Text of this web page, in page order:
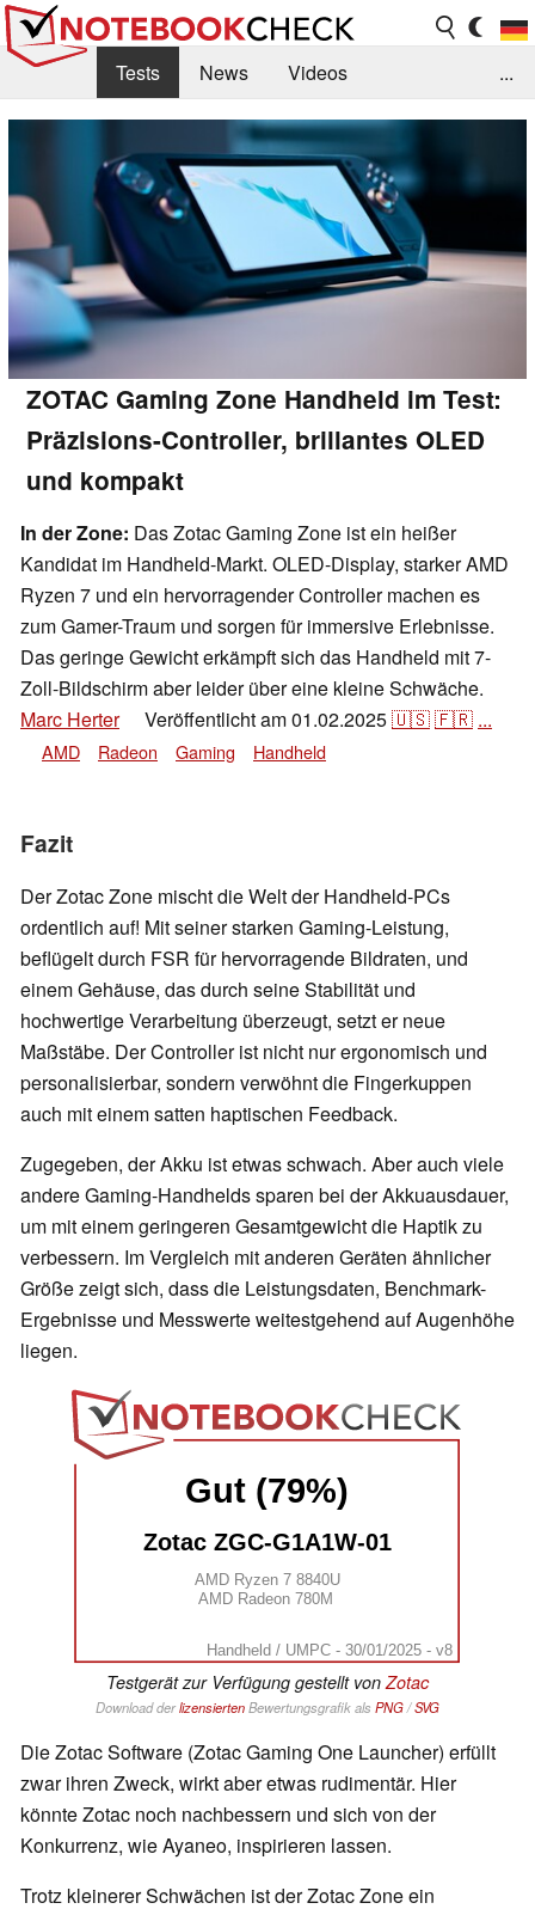
Tests News
Videos
Benchmarks & Tech
Externe Tests
Kaufberatung
Deals Suche
Jobs
Forum
...
ZOTAC Gaming Zone Handheld im Test:
Präzisions-Controller, brillantes OLED
und kompakt
In der Zone: Das Zotac Gaming Zone ist ein heißer
Kandidat im Handheld-Markt. OLED-Display, starker AMD
Ryzen 7 und ein hervorragender Controller machen es
zum Gamer-Traum und sorgen für immersive Erlebnisse.
Das geringe Gewicht erkämpft sich das Handheld mit 7-
Zoll-Bildschirm aber leider über eine kleine Schwäche.
Marc Herter
Veröffentlicht am01.02.2025🇺🇸🇫🇷 ...
AMD Radeon Gaming Handheld
Fazit
Der Zotac Zone mischt die Welt der Handheld-PCs
ordentlich auf! Mit seiner starken Gaming-Leistung,
beflügelt durch FSR für hervorragende Bildraten, und
einem Gehäuse, das durch seine Stabilität und
hochwertige Verarbeitung überzeugt, setzt er neue
Maßstäbe. Der Controller ist nicht nur ergonomisch und
personalisierbar, sondern verwöhnt die Fingerkuppen
auch mit einem satten haptischen Feedback.
Zugegeben, der Akku ist etwas schwach. Aber auch viele
andere Gaming-Handhelds sparen bei der Akkuausdauer,
um mit einem geringeren Gesamtgewicht die Haptik zu
verbessern. Im Vergleich mit anderen Geräten ähnlicher
Größe zeigt sich, dass die Leistungsdaten, Benchmark-
Ergebnisse und Messwerte weitestgehend auf Augenhöhe
liegen.
Gut (79%)
Zotac ZGC-G1A1W-01
AMD Ryzen 7 8840U
AMD Radeon 780M
Handheld / UMPC - 30/01/2025 - v8
Testgerät zur Verfügung gestellt vonZotac
Download derlizensiertenBewertungsgrafik als PNG/SVG
Die Zotac Software (Zotac Gaming One Launcher) erfüllt
zwar ihren Zweck, wirkt aber etwas rudimentär. Hier
könnte Zotac noch nachbessern und sich von der
Konkurrenz, wie Ayaneo, inspirieren lassen.
Trotz kleinerer Schwächen ist der Zotac Zone ein